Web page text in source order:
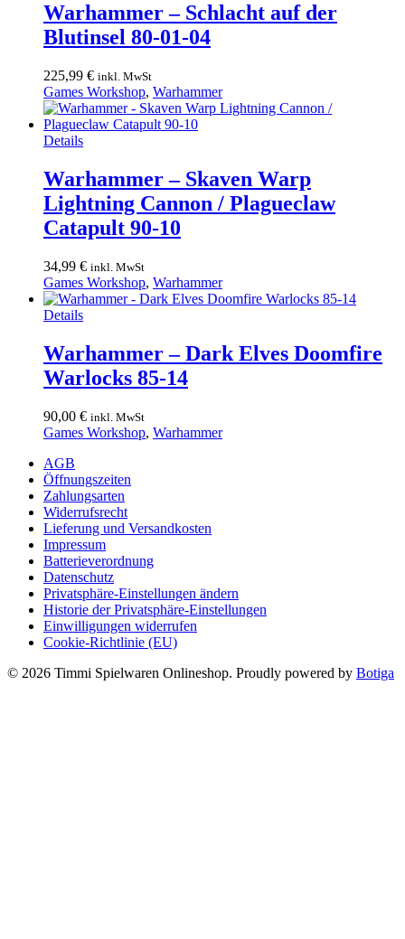
Warhammer – Schlacht auf der
Blutinsel 80-01-04
225,99 € inkl. MwSt
Games Workshop, Warhammer
Details
Warhammer – Skaven Warp
Lightning Cannon / Plagueclaw
Catapult 90-10
34,99 € inkl. MwSt
Games Workshop, Warhammer
Details
Warhammer – Dark Elves Doomfire
Warlocks 85-14
90,00 € inkl. MwSt
Games Workshop, Warhammer
AGB
Öffnungszeiten
Zahlungsarten
Widerrufsrecht
Lieferung und Versandkosten
Impressum
Batterieverordnung
Datenschutz
Privatsphäre-Einstellungen ändern
Historie der Privatsphäre-Einstellungen
Einwilligungen widerrufen
Cookie-Richtlinie (EU)
© 2026 Timmi Spielwaren Onlineshop. Proudly powered by Botiga